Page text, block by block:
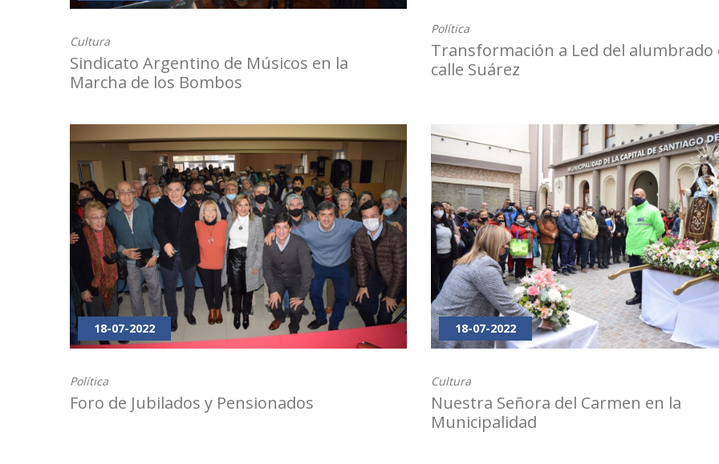
Cultura
Sindicato Argentino de Músicos en la
Marcha de los Bombos
Política
Transformación a Led del alumbrado
calle Suárez
18-07-2022
Política
Foro de Jubilados y Pensionados
18-07-2022
Cultura
Nuestra Señora del Carmen en la
Municipalidad